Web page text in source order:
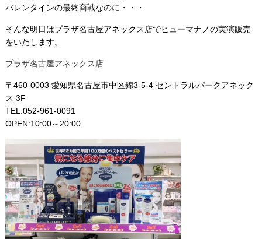
バレンタインの最終商戦なのに・・・
そんな明日はプラザ名古屋アネックス店でヒューマナノの実演販売
をいたします。
プラザ名古屋アネックス店
〒460-0003 愛知県名古屋市中区錦3-5-4 セントラルパークアネック
ス 3F
TEL:052-961-0091
OPEN:10:00～20:00